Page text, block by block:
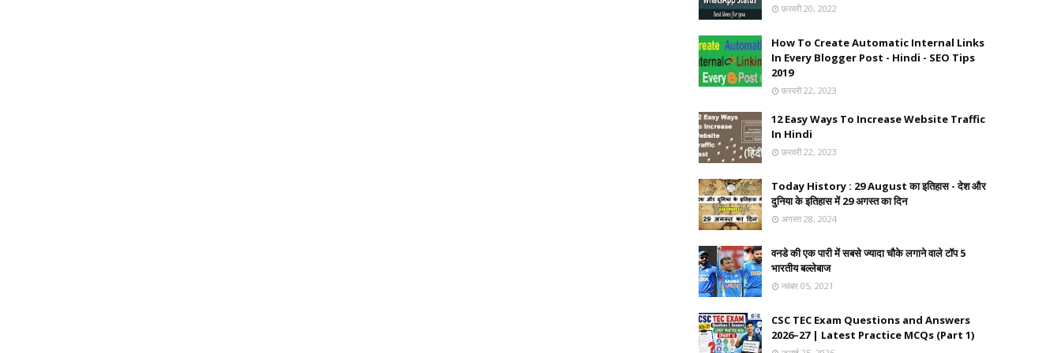
फ़रवरी 20, 2022
How To Create Automatic Internal Links
In Every Blogger Post - Hindi - SEO Tips
2019
फ़रवरी 22, 2023
12 Easy Ways To Increase Website Traffic
In Hindi
फ़रवरी 22, 2023
Today History : 29 August का इतिहास - देश और
दुनिया के इतिहास में 29 अगस्त का दिन
अगस्त 28, 2024
वनडे की एक पारी में सबसे ज्यादा चौके लगाने वाले टॉप 5
भारतीय बल्लेबाज
नवंबर 05, 2021
CSC TEC Exam Questions and Answers
2026–27 | Latest Practice MCQs (Part 1)